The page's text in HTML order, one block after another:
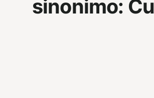
sinonimo: